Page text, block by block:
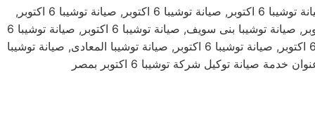
عنوان صيانة ثلاجه توشيبا 6 اكتوبر, صيانه ثلاجه توشيبا 6 اكتوبر,صيانة توشيبا 6 اكتوبر,صيانة توشيبا القاهرة,صيانة توشيبا 6 اكتوبر,صيانة توشيبا 6 اكتوبر, صيانة توشيبا 6 اكتوبر, صيانة توشيبا 6 اكتوبر,
صيانة توشيبا 6 اكتوبر, صيانة توشيبا 6 اكتوبر, صيانة توشيبا 6 اكتوبر, صيانة توشيبا 6 اكتوبر, صيانة توشيبا 6 اكتوبر, صيانة توشيبا 6 اكتوبر, صيانة توشيبا بنى سويف, صيانة توشيبا 6 اكتوبر, صيانة توشيبا 6
اكتوبر, صيانة توشيبا 6 اكتوبر, صيانة توشيبا 6 اكتوبر, صيانة توشيبا 6 اكتوبر, صيانة توشيبا الدقى, صيانة توشيبا 6 اكتوبر, صيانة توشيبا 6 اكتوبر, صيانة توشيبا 6 اكتوبر, صيانة توشيبا المعادى, صيانة توشيبا